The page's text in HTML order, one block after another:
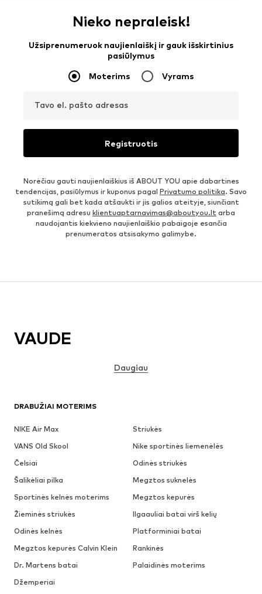
Nieko nepraleisk!
Užsiprenumeruok naujienlaiškį ir gauk išskirtinius
pasiūlymus
Moterims Vyrams
Tavo el. pašto adresas
Registruotis
Norėčiau gauti naujienlaiškius iš ABOUT YOU apie dabartines
tendencijas, pasiūlymus ir kuponus pagal Privatumo politika. Savo
sutikimą gali bet kada atšaukti ir jis galios ateityje, siunčiant
pranešimą adresu klientuaptarnavimas@aboutyou.lt arba
naudojantis kiekvieno naujienlaiškio pabaigoje esančia
prenumeratos atsisakymo galimybe.
DRABUŽIAI MOTERIMS
NIKE Air Max
Striukės
VANS Old Skool
Nike sportinės liemenėlės
Čelsiai
Odinės striukės
Šalikėliai pilka
Megztos suknelės
Sportinės kelnės moterims
Megztos kepurės
Žieminės striukės
Ilgaauliai batai virš kelių
Odinės kelnės
Platforminiai batai
Megztos kepurės Calvin Klein
Rankinės
Dr. Martens batai
Palaidinės moterims
Džemperiai
VAUDE
Daugiau